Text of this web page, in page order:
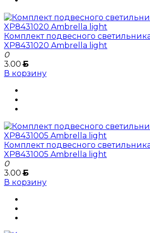
Комплект подвесного
XP8431020 Ambrella light
0
3.00Б
В корзину
Комплект подвесного
XP8431005 Ambrella light
0
3.00Б
В корзину